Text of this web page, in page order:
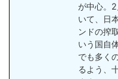
が中心。
いて、日
ンドの搾
いう国自
でも多く
るよう、